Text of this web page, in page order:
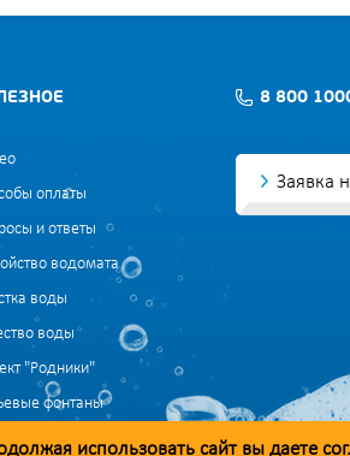
оплаты
и ответы
водомата
воды
воды
"Родники"
фонтаны
конфиденциальности
8 800
Заявка
использовать сайт вы даете